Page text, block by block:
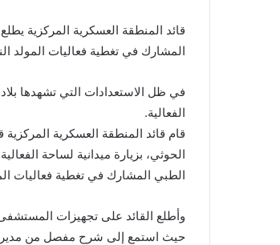
المشارك في تغطية فعاليات المولد
في ظل الاستعدادات التي تشهدها
الفعالية.
قام قائد المنطقة العسكرية
الطبي المشارك في تغطية فعاليات
وأطلع القائد على تجهيزات